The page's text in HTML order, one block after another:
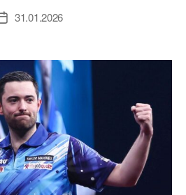
Veröffentlichungsdatum
31.01.2026